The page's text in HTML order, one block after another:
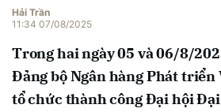
Hải Trần
11:34 07/08/2025
Trong hai ngày 05 và 06/8/
Đảng bộ Ngân hàng Phát triển
tổ chức thành công Đại hội